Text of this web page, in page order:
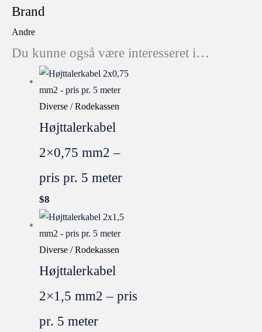
Brand
Andre
Du kunne også være interesseret i…
Diverse / Rodekassen
Højttalerkabel
2×0,75 mm2 –
pris pr. 5 meter
$8
Diverse / Rodekassen
Højttalerkabel
2×1,5 mm2 – pris
pr. 5 meter